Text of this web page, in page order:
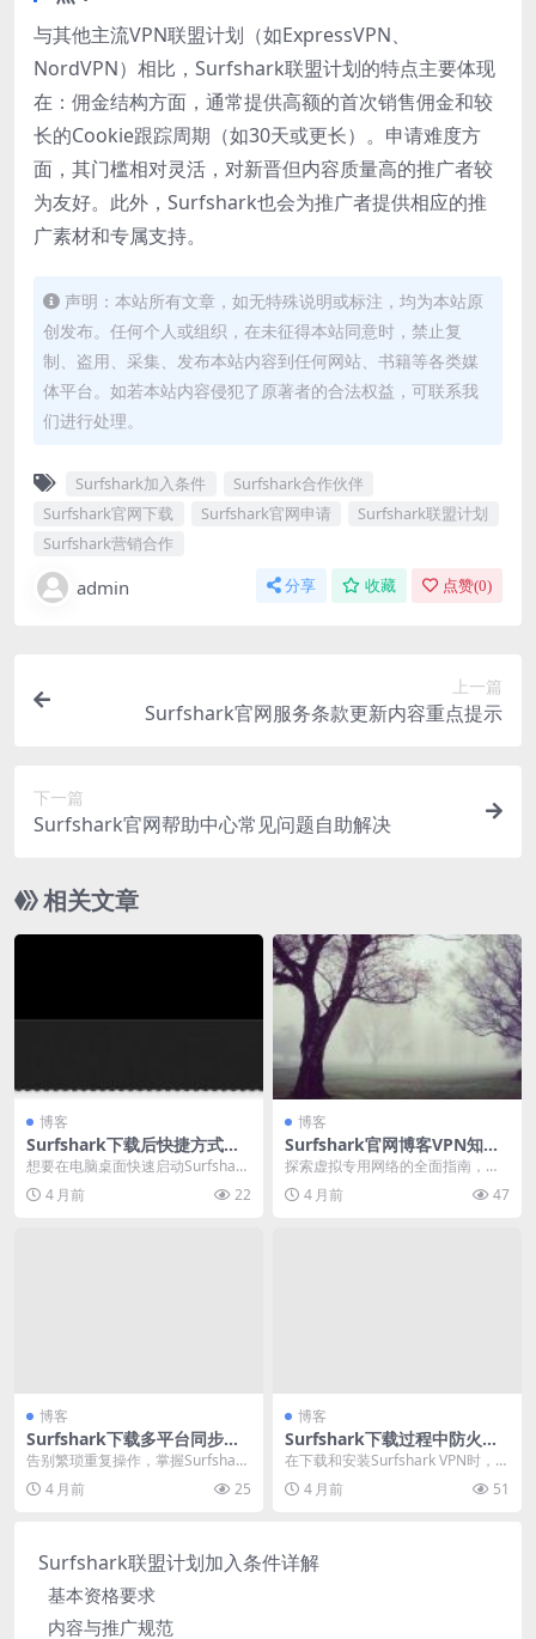
与其他主流VPN联盟计划（如ExpressVPN、
NordVPN）相比，Surfshark联盟计划的特点主要体现
在：佣金结构方面，通常提供高额的首次销售佣金和较
长的Cookie跟踪周期（如30天或更长）。申请难度方
面，其门槛相对灵活，对新晋但内容质量高的推广者较
为友好。此外，Surfshark也会为推广者提供相应的推
广素材和专属支持。
声明：本站所有文章，如无特殊说明或标注，均为本站原
创发布。任何个人或组织，在未征得本站同意时，禁止复
制、盗用、采集、发布本站内容到任何网站、书籍等各类媒
体平台。如若本站内容侵犯了原著者的合法权益，可联系我
们进行处理。
Surfshark加入条件
Surfshark合作伙伴
Surfshark官网下载
Surfshark官网申请
Surfshark联盟计划
Surfshark营销合作
admin 分享 收藏 点赞(0)
上一篇
Surfshark官网服务条款更新内容重点提示
下一篇
Surfshark官网帮助中心常见问题自助解决
相关文章
博客
Surfshark下载后快捷方式创
建与桌面整理
想要在电脑桌面快速启动Surfshark
VPN吗？本指南详细提供了在Wind
o... 4 月前 22
博客
Surfshark官网博客VPN知识
科普文章精选
探索虚拟专用网络的全面指南，深
入解析VPN的核心价值与工作原
理。文章详细阐述VP...
4 月前 47
博客
Surfshark下载多平台同步安
装效率提升技巧
告别繁琐重复操作，掌握Surfshark
多平台同步下载的终极心法。本文
深入探讨如...
4 月前 25
博客
Surfshark下载过程中防火墙
设置放行指南
在下载和安装Surfshark VPN时，防
火墙设置是关键一步。防火墙作为
网络守...
4 月前 51
Surfshark联盟计划加入条件详解
基本资格要求
内容与推广规范